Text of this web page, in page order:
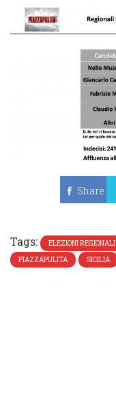
Share
Tags: ELEZIONI REGIONALI
PIAZZAPULITA
SICILIA